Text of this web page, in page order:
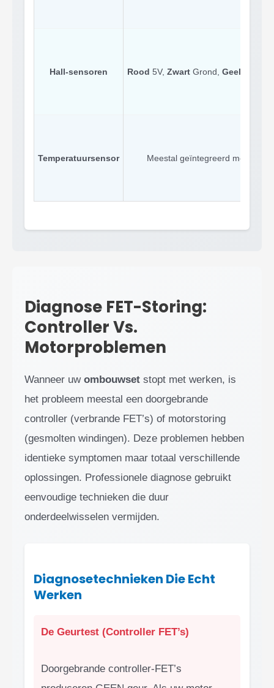
Hall-sensoren Rood 5V, Zwart Grond, Geel/
Temperatuursensor Meestal geïntegreerd met hall-
Diagnose FET-Storing:
Controller Vs.
Motorproblemen
Wanneer uw ombouwset stopt met werken, is
het probleem meestal een doorgebrande
controller (verbrande FET’s) of motorstoring
(gesmolten windingen). Deze problemen hebben
identieke symptomen maar totaal verschillende
oplossingen. Professionele diagnose gebruikt
eenvoudige technieken die duur
onderdeelwisselen vermijden.
Diagnosetechnieken Die Echt
Werken
De Geurtest (Controller FET’s)
Doorgebrande controller-FET’s